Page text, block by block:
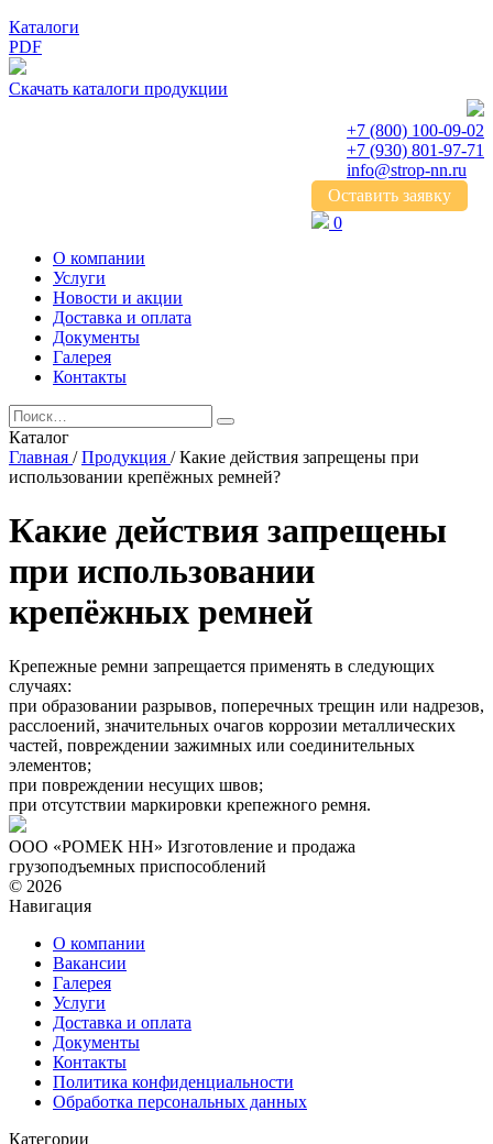
Каталоги
PDF
Скачать каталоги продукции
+7 (800) 100-09-02
+7 (930) 801-97-71
info@strop-nn.ru
Оставить заявку
0
О компании
Услуги
Новости и акции
Доставка и оплата
Документы
Галерея
Контакты
Каталог
Главная / Продукция / Какие действия запрещены при
использовании крепёжных ремней?
Какие действия запрещены
при использовании
крепёжных ремней
Крепежные ремни запрещается применять в следующих
случаях:
при образовании разрывов, поперечных трещин или надрезов,
расслоений, значительных очагов коррозии металлических
частей, повреждении зажимных или соединительных
элементов;
при повреждении несущих швов;
при отсутствии маркировки крепежного ремня.
ООО «РОМЕК НН» Изготовление и продажа
грузоподъемных приспособлений
© 2026
Навигация
О компании
Вакансии
Галерея
Услуги
Доставка и оплата
Документы
Контакты
Политика конфиденциальности
Обработка персональных данных
Категории